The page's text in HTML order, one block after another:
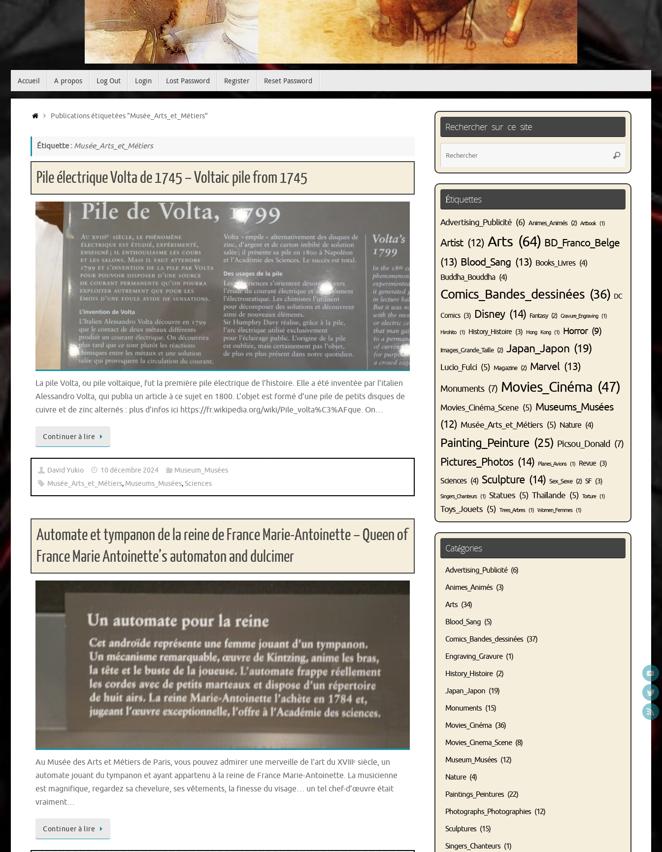
Accueil A propos Log Out Login Lost Password Register Reset Password
Accueil
Publications étiquetées "Musée_Arts_et_Métiers"
Étiquette : Musée_Arts_et_Métiers
Pile électrique Volta de 1745 – Voltaic pile from 1745
La pile Volta, ou pile voltaïque, fut la première pile électrique de l’histoire. Elle a été inventée par l’italien
Alessandro Volta, qui publia un article à ce sujet en 1800. L’objet est formé d’une pile de petits disques de
cuivre et de zinc alternés : plus d’infos ici https://fr.wikipedia.org/wiki/Pile_volta%C3%AFque. On…
Continuer à lire
David Yukio 10 décembre 2024
Museum_Musées
Musée_Arts_et_Métiers, Museums_Musées,Sciences
Automate et tympanon de la reine de France Marie-Antoinette – Queen of
France Marie Antoinette’s automaton and dulcimer
Au Musée des Arts et Métiers de Paris, vous pouvez admirer une merveille de l’art du XVIIIᵉ siècle, un
automate jouant du tympanon et ayant appartenu à la reine de France Marie-Antoinette. La musicienne
est magnifique, regardez sa chevelure, ses vêtements, la finesse du visage… un tel chef-d’œuvre était
vraiment…
Continuer à lire
Rechercher sur ce site
:
Rechercher
Étiquettes
Advertising_Publicité (6) Animes_Animés(2) Artbook(1)
Artist(12) Arts (64) BD_Franco_Belge
(13) Blood_Sang (13) Books_Livres(4)
Buddha_Bouddha(4)
Comics_Bandes_dessinées (36) DC
Comics(3) Disney(14) Fantasy(2) Gravure_Engraving(1)
Hirohito(1) History_Histoire (3) Hong Kong(1) Horror(9)
Images_Grande_Taille(2) Japan_Japon (19)
Lucio_Fulci (5) Magazine(2) Marvel(13)
Monuments(7) Movies_Cinéma (47)
Movies_Cinéma_Scene (5) Museums_Musées
(12) Musée_Arts_et_Métiers (5) Nature (4)
Painting_Peinture(25) Picsou_Donald (7)
Pictures_Photos (14) Planes_Avions(1) Revue (3)
Sciences(4) Sculpture(14) Sex_Sexe(2) SF (3)
Singers_Chanteurs(1) Statues (5) Thaïlande (5) Torture(1)
Toys_Jouets (5) Trees_Arbres(1) Women_Femmes(1)
Catégories
Advertising_Publicité(6)
Animes_Animés (3)
Arts (34)
Blood_Sang (5)
Comics_Bandes_dessinées (37)
Engraving_Gravure(1)
History_Histoire(2)
Japan_Japon (19)
Monuments (15)
Movies_Cinéma (36)
Movies_Cinema_Scene(8)
Museum_Musées (12)
Nature(4)
Paintings_Peintures (22)
Photographs_Photographies (12)
Sculptures (15)
Singers_Chanteurs (1)